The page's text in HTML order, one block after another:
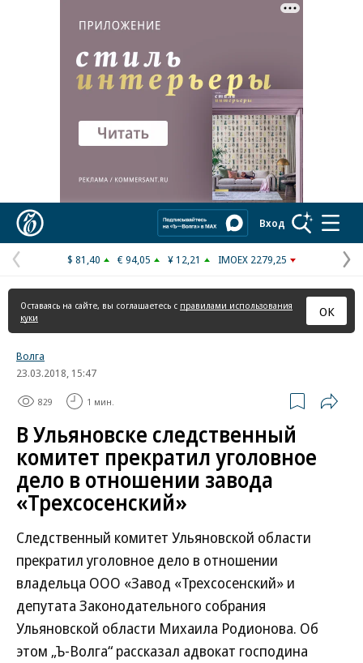
Реклама в «Ъ» www.kommersant.ru/ad
Вход
Предыдущая
страница
$ 81,40 € 94,05 ¥ 12,21 IMOEX 2279,25
Оставаясь на сайте, вы соглашаетесь с правилами использования
куки
ОК
Волга
23.03.2018, 15:47
829 1 мин.
В Ульяновске следственный
комитет прекратил уголовное
дело в отношении завода
«Трехсосенский»
Следственный комитет Ульяновской области
прекратил уголовное дело в отношении
владельца ООО «Завод «Трехсосенский» и
депутата Законодательного собрания
Ульяновской области Михаила Родионова. Об
этом „Ъ-Волга“ рассказал адвокат господина